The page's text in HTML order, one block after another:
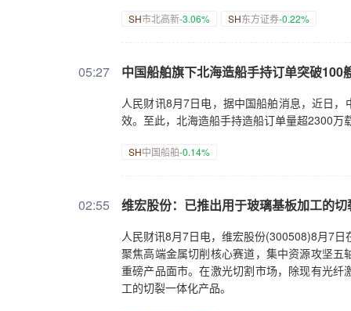
SH市北高新-3.06% SH东方证券-0.22%
05:27 中国船舶旗下北海造船手持订单突破100
人民财讯8月7日电，据中国船舶消息，近日
效。至此，北海造船手持造船订单量超2300
SH中国船舶-0.14%
02:55 维宏股份：已推出用于玻璃基板加工的
人民财讯8月7日电，维宏股份(300508)8月7
聚焦高端金属切削核心赛道，集中资源攻坚
重磅产品面市。在激光切割市场，除现有光
工的切裂一体化产品。